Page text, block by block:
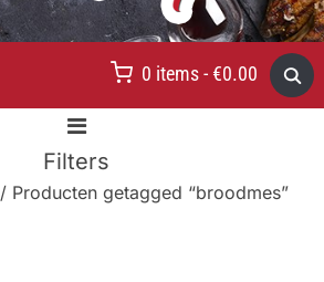
0 items - €0.00
Filters
/ Producten getagged “broodmes”